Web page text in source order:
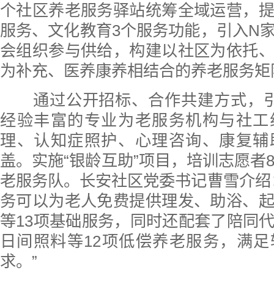
个社区养老服务驿站统筹全域运营，
服务、文化教育3个服务功能，引入N
会组织参与供给，构建以社区为依托
为补充、医养康养相结合的养老服务
通过公开招标、合作共建方式，
经验丰富的专业为老服务机构与社
理、认知症照护、心理咨询、康复
盖。实施“银龄互助”项目，培训志愿
老服务队。长安社区党委书记曹雪介
务可以为老人免费提供理发、助浴、
等13项基础服务，同时还配套了陪同
日间照料等12项低偿养老服务，满
求。”